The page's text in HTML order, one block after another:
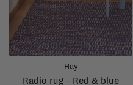
Hay
Radio rug - Red & blue